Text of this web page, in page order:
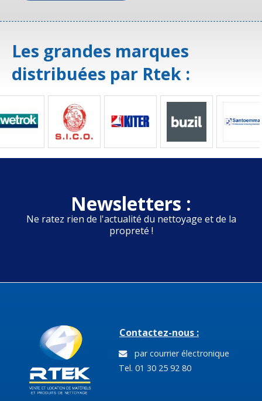
Les grandes marques
distribuées par Rtek :
Newsletters :
Ne ratez rien de l'actualité du nettoyage et de la
propreté !
Contactez-nous :
par courrier électronique
Tel. 01 30 25 92 80